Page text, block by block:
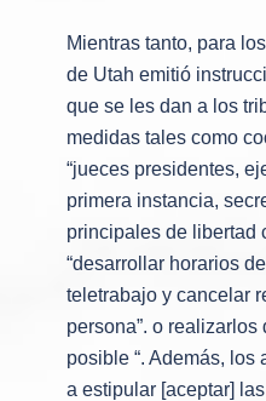
Mientras tanto, para
de Utah emitió
que se les dan a los
medidas tales como
“jueces presidentes,
primera instancia,
principales de libertad
“desarrollar horarios
teletrabajo y cancelar
persona”. o
posible “. Además, los
a estipular [aceptar]